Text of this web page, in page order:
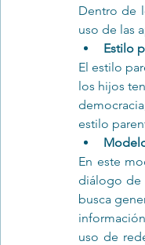
Dentro de
uso de las
Estilo
El estilo
los hijos
estilo
En este
diálogo de
busca
uso de